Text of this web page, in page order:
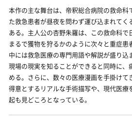
本作の主な舞台は、帝釈総合病院の救命科
た救急患者が昼夜を問わず運び込まれてく
ある。主人公の杏野朱羅は、この救命科で
まるで獲物を狩るかのように次々と重症
中には救急医療の専門用語や解説が盛り
現場の現実を知ることができると同時に、
める。さらに、数々の医療漫画を手掛け
得意とするリアルな手術描写や、現代医療
起も見どころとなっている。